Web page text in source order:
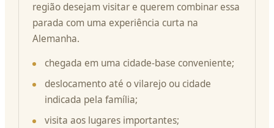
região desejam visitar e querem combinar essa
parada com uma experiência curta na
Alemanha.
chegada em uma cidade-base conveniente;
deslocamento até o vilarejo ou cidade
indicada pela família;
visita aos lugares importantes;